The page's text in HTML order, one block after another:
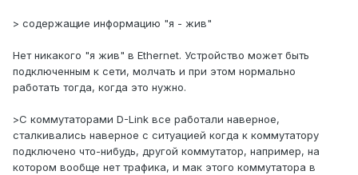
> содержащие информацию "я - жив"
Нет никакого "я жив" в Ethernet. Устройство может быть
подключенным к сети, молчать и при этом нормально
работать тогда, когда это нужно.
>С коммутаторами D-Link все работали наверное,
сталкивались наверное с ситуацией когда к коммутатору
подключено что-нибудь, другой коммутатор, например, на
котором вообще нет трафика, и мак этого коммутатора в